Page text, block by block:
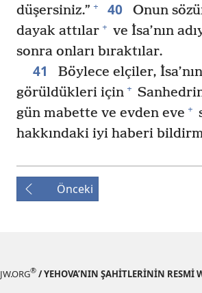
düşersiniz.” + 40
Onun
dayak attılar + ve İsa’nın
sonra onları bıraktılar.
41
Böylece elçiler,
görüldükleri için +
gün mabette ve evden eve +
hakkındaki iyi haberi
Önceki
JW.ORG® / YEHOVA’NIN ŞAHİTLERİNİN RESMİ